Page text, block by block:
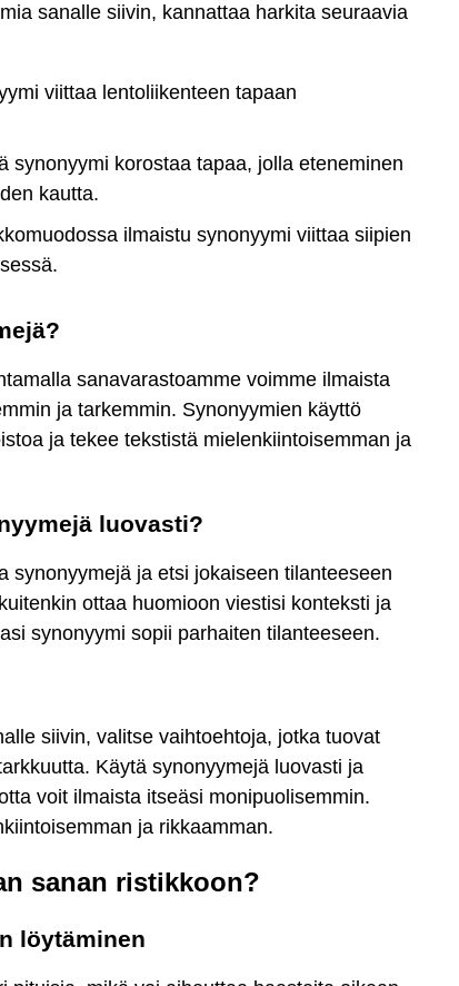
sanalle siivin, kannattaa harkita seuraavia
viittaa lentoliikenteen tapaan
synonyymi korostaa tapaa, jolla eteneminen
kautta.
ilmaistu synonyymi viittaa siipien
sanavarastoamme voimme ilmaista
ja tarkemmin. Synonyymien käyttö
ja tekee tekstistä mielenkiintoisemman ja
luovasti?
synonyymejä ja etsi jokaiseen tilanteeseen
ottaa huomioon viestisi konteksti ja
synonyymi sopii parhaiten tilanteeseen.
siivin, valitse vaihtoehtoja, jotka tuovat
Käytä synonyymejä luovasti ja
voit ilmaista itseäsi monipuolisemmin.
ja rikkaamman.
sanan ristikkoon?
löytäminen